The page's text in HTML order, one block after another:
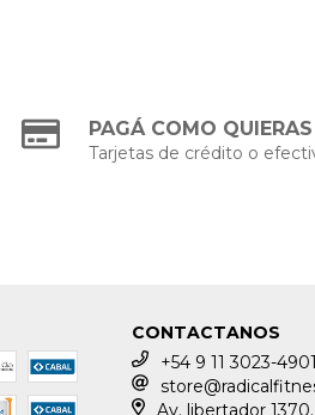
PAGÁ COMO QUIERAS
Tarjetas de crédito o
CONTACTANOS
+54 9 11 3023-4901
Av. libertador